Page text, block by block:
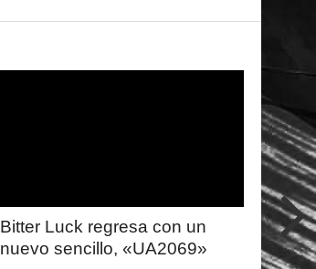
Bitter Luck regresa con un
nuevo sencillo, «UA2069»